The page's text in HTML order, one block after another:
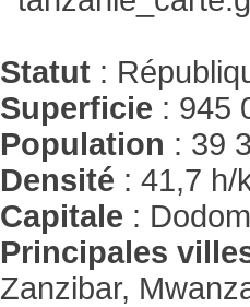
Statut :
Superficie : 945
Population : 39
Densité : 41,7 h/
Capitale :
Principales
Zanzibar,